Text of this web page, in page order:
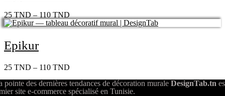
25TND–110TND
Epikur
25 TND – 110 TND
pointe des dernières tendances de décoration murale DesignTab.tn
site e-commerce spécialisé en Tunisie.